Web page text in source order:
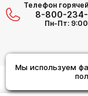
Мы используем
Телефон
8-800-
Пн-Пт: